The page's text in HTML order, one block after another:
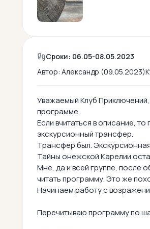
Сроки: 06.05-08.05.2023
Автор: Александр (09.05.2023)
Уважаемый Клуб Приключений,
программе.
Если вчитаться в описание,
экскурсионный трансфер.
Трансфер был.
Тайны онежской Карелии
Мне, да и всей группе, после
читать программу. Это же
Начинаем работу с
Перечитываю программу по